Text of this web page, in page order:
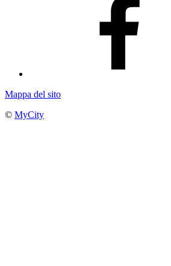
Mappa del sito
© MyCity